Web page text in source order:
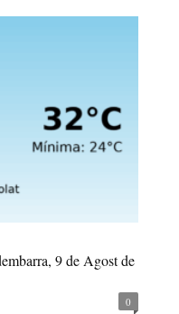
9 de Agost de
0